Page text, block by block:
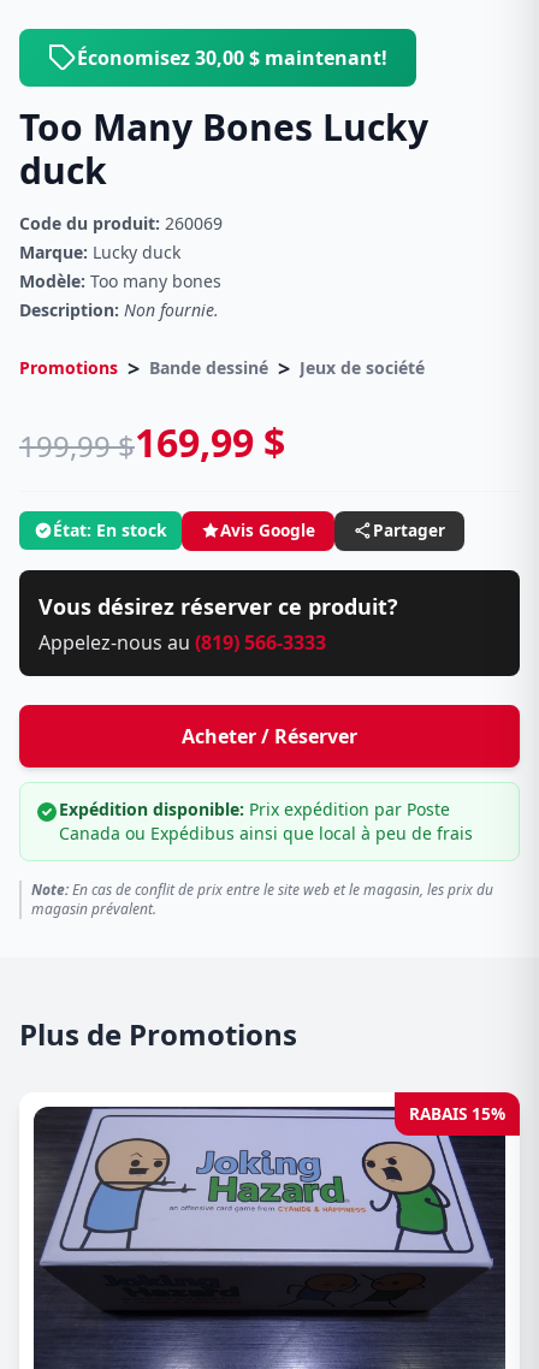
Économisez 30,00 $ maintenant!
Too Many Bones Lucky
duck
Code du produit: 260069
Marque: Lucky duck
Modèle: Too many bones
Description: Non fournie.
Promotions > Bande dessiné > Jeux de société
199,99 $169,99 $
État: En stock Avis Google Partager
Vous désirez réserver ce produit?
Appelez-nous au (819) 566-3333
Acheter / Réserver
Expédition disponible: Prix expédition par Poste
Canada ou Expédibus ainsi que local à peu de frais
Note:En cas de conflit de prix entre le site web et le magasin, les prix du
magasin prévalent.
Plus de Promotions
RABAIS 15%